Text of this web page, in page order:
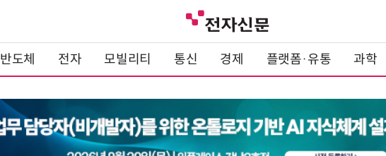
반도체 전자 모빌리티 통신 경제 플랫폼·유통 과학